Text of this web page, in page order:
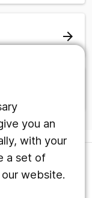
you an
with your
a set of
website.
arrow_forward